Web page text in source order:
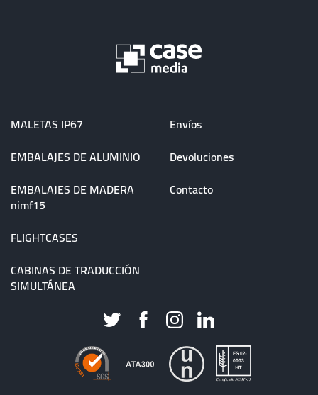
MALETAS IP67
EMBALAJES DE ALUMINIO
EMBALAJES DE MADERA
nimf15
FLIGHTCASES
CABINAS DE TRADUCCIÓN
SIMULTÁNEA
Envíos
Devoluciones
Contacto